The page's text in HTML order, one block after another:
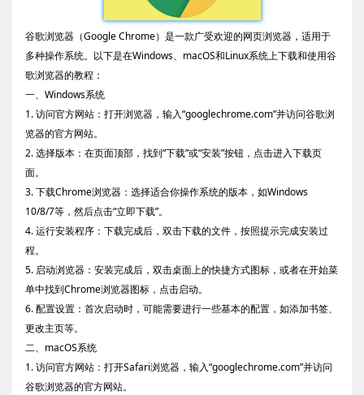
谷歌浏览器（Google Chrome）是一款广受欢迎的网页浏览器，适用于
多种操作系统。以下是在Windows、macOS和Linux系统上下载和使用谷
歌浏览器的教程：
一、Windows系统
1. 访问官方网站：打开浏览器，输入“googlechrome.com”并访问谷歌浏
览器的官方网站。
2. 选择版本：在页面顶部，找到“下载”或“安装”按钮，点击进入下载页
面。
3. 下载Chrome浏览器：选择适合你操作系统的版本，如Windows
10/8/7等，然后点击“立即下载”。
4. 运行安装程序：下载完成后，双击下载的文件，按照提示完成安装过
程。
5. 启动浏览器：安装完成后，双击桌面上的快捷方式图标，或者在开始菜
单中找到Chrome浏览器图标，点击启动。
6. 配置设置：首次启动时，可能需要进行一些基本的配置，如添加书签、
更改主页等。
二、macOS系统
1. 访问官方网站：打开Safari浏览器，输入“googlechrome.com”并访问
谷歌浏览器的官方网站。